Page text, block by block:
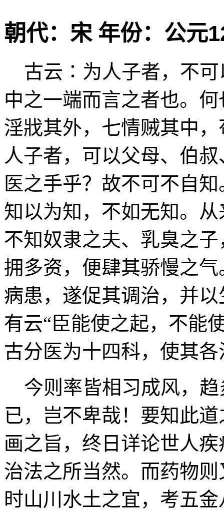
朝代：宋 年份：公元
古云∶为人子者，不可
中之一端而言之者也。
淫戕其外，七情贼其中
人子者，可以父母、伯
医之手乎？故不可不自
知以为知，不如无知。
不知奴隶之夫、乳臭之
拥多资，便肆其骄慢之
病患，遂促其调治，并
有云“臣能使之起，不能
古分医为十四科，使其
今则率皆相习成风，趋
已，岂不卑哉！要知此
画之旨，终日详论世人
治法之所当然。而药物
时山川水土之宜，考五